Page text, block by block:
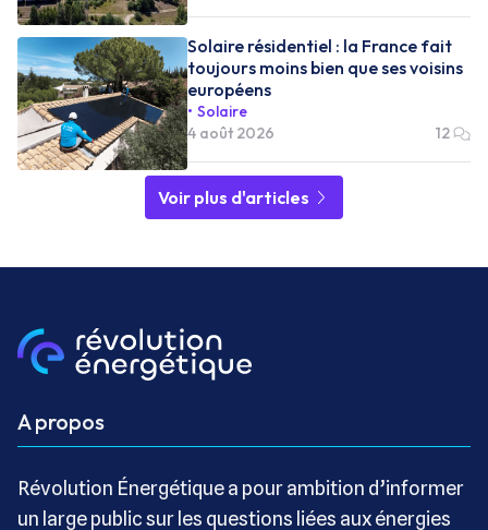
Solaire résidentiel : la France fait
toujours moins bien que ses voisins
européens
Solaire
4 août 2026
12
Voir plus d'articles
A propos
Révolution Énergétique a pour ambition d’informer
un large public sur les questions liées aux énergies